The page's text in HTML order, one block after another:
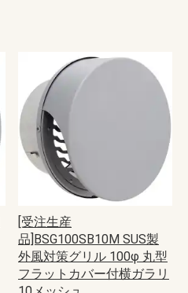
[受注生産
品]BSG100SB10M SUS製
外風対策グリル 100φ 丸型
フラットカバー付横ガラリ